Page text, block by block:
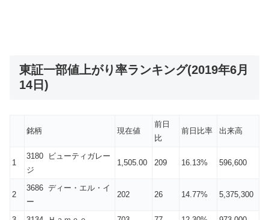
東証一部値上がり率ランキング(2019年6月
14日)
銘柄 現在値
前日
比
前日比率 出来高
1
3180 ビューティガレー
ジ
1,505.00 209 16.13% 596,600
2
3686 ディー・エル・イ
ー
202 26 14.77% 5,375,300